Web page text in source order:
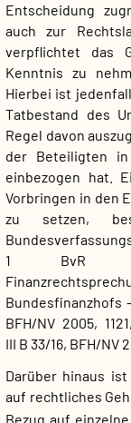
Entscheidung
auch zur
verpflichtet das
Kenntnis zu
Hierbei ist
Tatbestand des
Regel davon
der Beteiligten
einbezogen hat.
Vorbringen in den
zu setzen,
1 BvR
Bundesfinanzhofs
BFH/NV 2005,
III B 33/16, BFH/NV
Darüber hinaus
auf rechtliches
Bezug auf